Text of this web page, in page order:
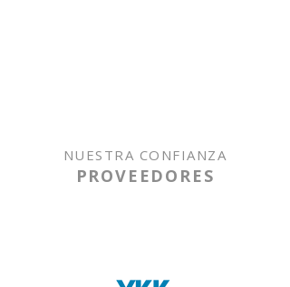
NUESTRA CONFIANZA
PROVEEDORES